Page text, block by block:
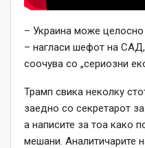
– Украина може целосно
– нагласи шефот на САД,
соочува со „сериозни
Трамп свика неколку
заедно со секретарот
а написите за тоа како
мешани. Аналитичарите